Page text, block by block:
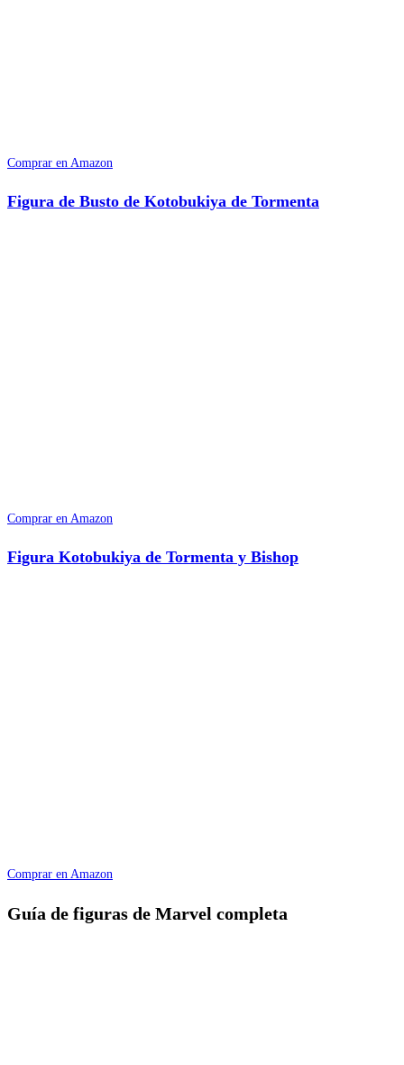
Comprar en Amazon
Figura de Busto de Kotobukiya de Tormenta
Comprar en Amazon
Figura Kotobukiya de Tormenta y Bishop
Comprar en Amazon
Guía de figuras de Marvel completa